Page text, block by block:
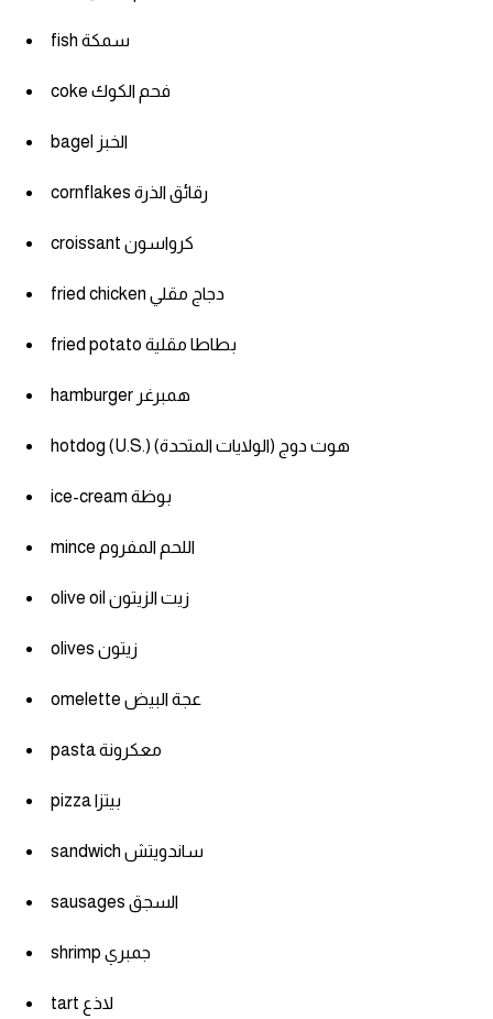
fish سمكة
coke فحم الكوك
bagel الخبز
cornflakes رقائق الذرة
croissant كرواسون
fried chicken دجاج مقلي
fried potato بطاطا مقلية
hamburger همبرغر
hotdog (U.S.) هوت دوج (الولايات المتحدة)
ice-cream بوظة
mince اللحم المفروم
olive oil زيت الزيتون
olives زيتون
omelette عجة البيض
pasta معكرونة
pizza بيتزا
sandwich ساندويتش
sausages السجق
shrimp جمبري
tart لاذع